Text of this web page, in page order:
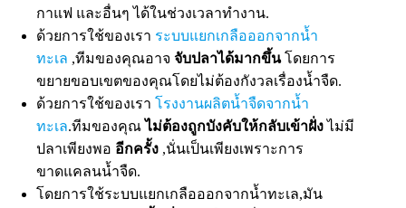
กาแฟ และอื่นๆ ได้ในช่วงเวลาทำงาน.
ด้วยการใช้ของเรา ระบบแยกเกลือออกจากน้ำ
ทะเล ,ทีมของคุณอาจ จับปลาได้มากขึ้นโดยการ
ขยายขอบเขตของคุณโดยไม่ต้องกังวลเรื่องน้ำจืด.
ด้วยการใช้ของเรา โรงงานผลิตน้ำจืดจากน้ำ
ทะเล.ทีมของคุณไม่ต้องถูกบังคับให้กลับเข้าฝั่งไม่มี
ปลาเพียงพอ อีกครั้ง ,นั่นเป็นเพียงเพราะการ
ขาดแคลนน้ำจืด.
โดยการใช้ระบบแยกเกลือออกจากน้ำทะเล,มัน